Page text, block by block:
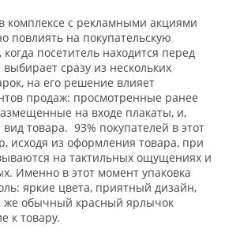
комплексе с рекламными акциями
повлиять на покупательскую
посетитель находится перед
сразу из нескольких
на его решение влияет
продаж: просмотренные ранее
на входе плакаты, и,
товара. 93% покупателей в этот
исходя из оформления товара, при
на тактильных ощущениях и
Именно в этот момент упаковка
яркие цвета, приятный дизайн,
же обычный красный ярлычок
к товару.